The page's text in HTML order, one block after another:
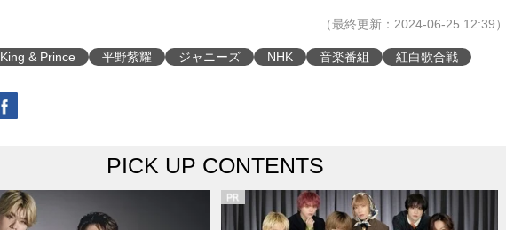
（最終更新：2024-06-25 12:39）
King & Prince 平野紫耀 ジャニーズ NHK 音楽番組 紅白歌合戦
PICK UP CONTENTS